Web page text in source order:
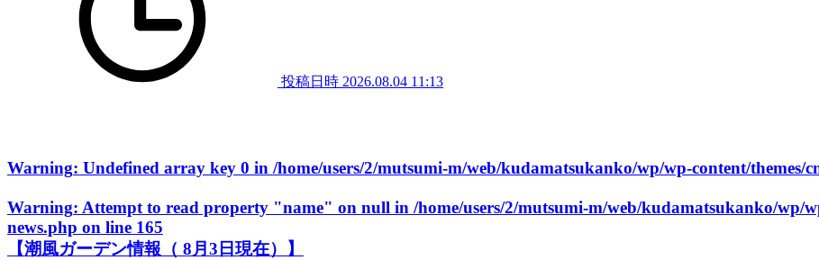
投稿日時 2026.08.04 11:13
Warning: Undefined array key 0 in /home/users/2/mutsumi-m/web/kudamatsukanko/wp/wp-content/themes/
Warning: Attempt to read property "name" on null in /home/users/2/mutsumi-m/web/kudamatsukanko/wp/
news.php on line 165
【潮風ガーデン情報（ 8月3日現在）】